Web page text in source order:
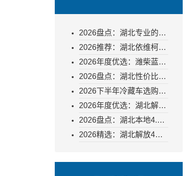
2026盘点：湖北专业的冷
藏车批发如何选？力达汽
车以硬实力破局
2026推荐：湖北依维柯厢
货冷藏车怎么选？一文读
懂选型关键与采购指南
2026年度优选：潍柴蓝擎
龙165马力冷藏车厂家直
销价值剖析
2026盘点：湖北性价比高
的程力冷藏车厂家直销，
为何成为冷链物流企业降
本增效的首选？
2026下半年冷藏车选购指
南：湖北豪沃厂家直销的
深层价值剖析
2026年度优选：湖北解放
4米2冷藏车联系方式与购
车全攻略指南
2026盘点：湖北本地4.2
米新能源冷藏车怎么选？
选
2026精选：湖北解放4米2
业评测与决策指南